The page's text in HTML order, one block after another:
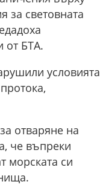
за световната
от БТА.
условията
отваряне на
че въпреки
морската си